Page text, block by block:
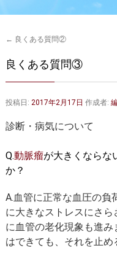
腹部大動脈瘤の治療
大動脈弁・大動脈基部の治療
大動脈瘤について 詳細編
腹部大動脈瘤
ステントグラフトによる治療
マルファン症候群
← 良くある質問②
良くある質問③
投稿日: 2017年2月17日 作成者:
診断・病気について
Q.動脈瘤が大きくならな
か？
A.血管に正常な血圧の負
に大きなストレスにさ
に血管の老化現象も進
はできても、それを止め